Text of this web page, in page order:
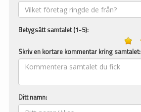
Betygsätt samtalet (1-5):
Skriv en kortare kommentar kring samtalet:
Ditt namn: